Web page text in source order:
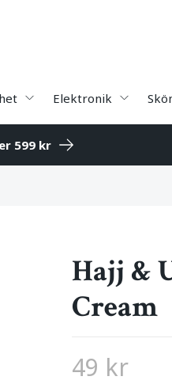
Elektronik
599 kr
Hajj &
Cream
49 kr